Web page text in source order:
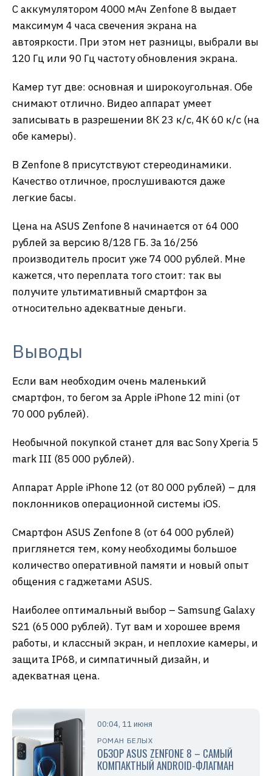
С аккумулятором 4000 мАч Zenfone 8 выдает
максимум 4 часа свечения экрана на
автояркости. При этом нет разницы, выбрали вы
120 Гц или 90 Гц частоту обновления экрана.
Камер тут две: основная и широкоугольная. Обе
снимают отлично. Видео аппарат умеет
записывать в разрешении 8К 23 к/с, 4К 60 к/с (на
обе камеры).
В Zenfone 8 присутствуют стереодинамики.
Качество отличное, прослушиваются даже
легкие басы.
Цена на ASUS Zenfone 8 начинается от 64 000
рублей за версию 8/128 ГБ. За 16/256
производитель просит уже 74 000 рублей. Мне
кажется, что переплата того стоит: так вы
получите ультимативный смартфон за
относительно адекватные деньги.
Выводы
Если вам необходим очень маленький
смартфон, то бегом за Apple iPhone 12 mini (от
70 000 рублей).
Необычной покупкой станет для вас Sony Xperia 5
mark III (85 000 рублей).
Аппарат Apple iPhone 12 (от 80 000 рублей) – для
поклонников операционной системы iOS.
Смартфон ASUS Zenfone 8 (от 64 000 рублей)
приглянется тем, кому необходимы большое
количество оперативной памяти и новый опыт
общения с гаджетами ASUS.
Наиболее оптимальный выбор – Samsung Galaxy
S21 (65 000 рублей). Тут вам и хорошее время
работы, и классный экран, и неплохие камеры, и
защита IP68, и симпатичный дизайн, и
адекватная цена.
00:04, 11 июня
РОМАН БЕЛЫХ
ОБЗОР ASUS ZENFONE 8 – САМЫЙ
КОМПАКТНЫЙ ANDROID-ФЛАГМАН